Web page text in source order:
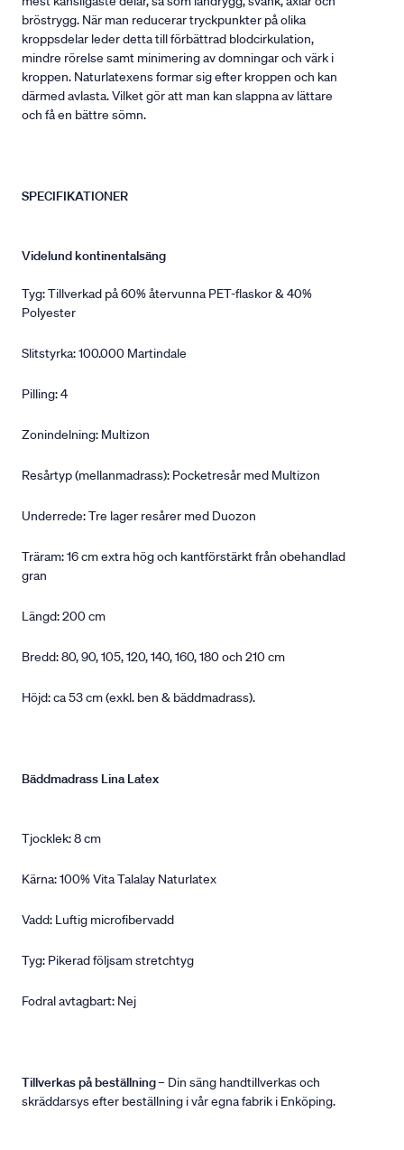
bröstrygg. När man reducerar tryckpunkter på olika
kroppsdelar leder detta till förbättrad blodcirkulation,
mindre rörelse samt minimering av domningar och värk i
kroppen. Naturlatexens formar sig efter kroppen och kan
därmed avlasta. Vilket gör att man kan slappna av lättare
och få en bättre sömn.
SPECIFIKATIONER
Videlund kontinentalsäng
Tyg: Tillverkad på 60% återvunna PET-flaskor & 40%
Polyester
Slitstyrka: 100.000 Martindale
Pilling: 4
Zonindelning: Multizon
Resårtyp (mellanmadrass): Pocketresår med Multizon
Underrede: Tre lager resårer med Duozon
Träram: 16 cm extra hög och kantförstärkt från obehandlad
gran
Längd: 200 cm
Bredd: 80, 90, 105, 120, 140, 160, 180 och 210 cm
Höjd: ca 53 cm (exkl. ben & bäddmadrass).
Bäddmadrass Lina Latex
Tjocklek: 8 cm
Kärna: 100% Vita Talalay Naturlatex
Vadd: Luftig microfibervadd
Tyg: Pikerad följsam stretchtyg
Fodral avtagbart: Nej
Tillverkas på beställning– Din säng handtillverkas och
skräddarsys efter beställning i vår egna fabrik i Enköping.